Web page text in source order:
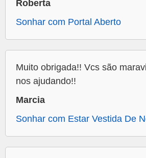
Roberta
Sonhar com Portal Aberto
Muito obrigada!! Vcs são
nos ajudando!!
Marcia
Sonhar com Estar Vestida De